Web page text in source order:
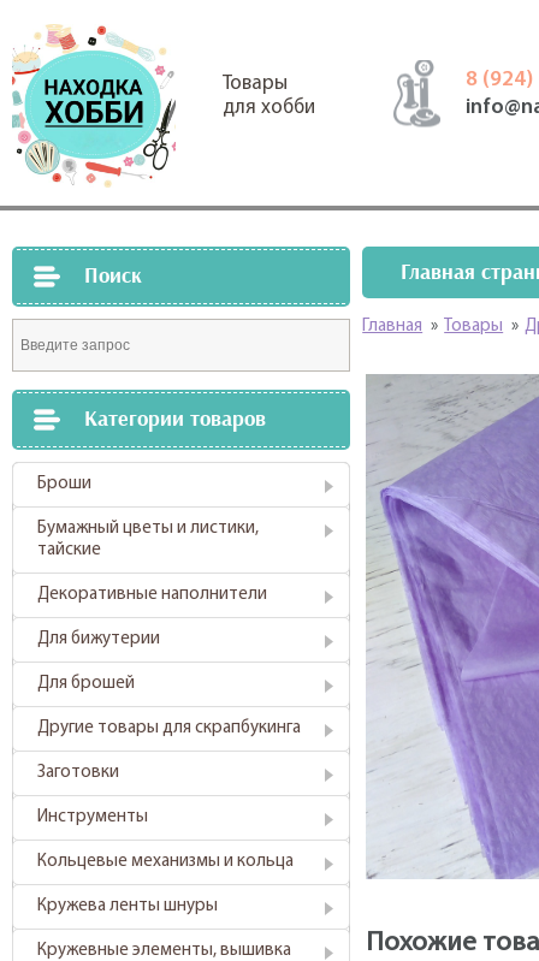
Товары
для хобби
8 (924)
Поиск
Категории товаров
Броши
Бумажный цветы и листики,
тайские
Декоративные наполнители
Для бижутерии
Для брошей
Другие товары для скрапбукинга
Заготовки
Инструменты
Кольцевые механизмы и кольца
Кружева ленты шнуры
Кружевные элементы, вышивка
Главная
Главная » Товары »
Похожие